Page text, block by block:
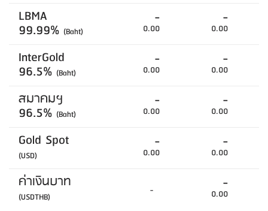
LBMA
99.99% (Baht)
-
0.00
-
0.00
InterGold
96.5% (Baht)
-
0.00
-
0.00
สมาคมฯ
96.5% (Baht)
-
0.00
-
0.00
Gold Spot
(USD)
-
0.00
-
0.00
ค่าเงินบาท
(USDTHB) - -
0.00